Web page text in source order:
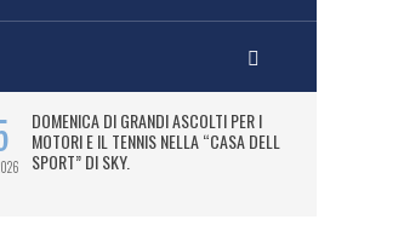
DOMENICA DI GRANDI ASCOLTI PER I
MOTORI E IL TENNIS NELLA “CASA DELLO
SPORT” DI SKY.